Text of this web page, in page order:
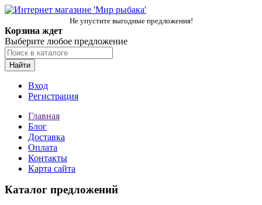
Не упустите выгодные предложения!
Корзина ждет
Выберите любое предложение
Найти
Вход
Регистрация
Главная
Блог
Доставка
Оплата
Контакты
Карта сайта
Каталог предложений